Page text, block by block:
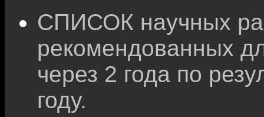
СПИСОК научных
рекомендованных
через 2 года по
году.